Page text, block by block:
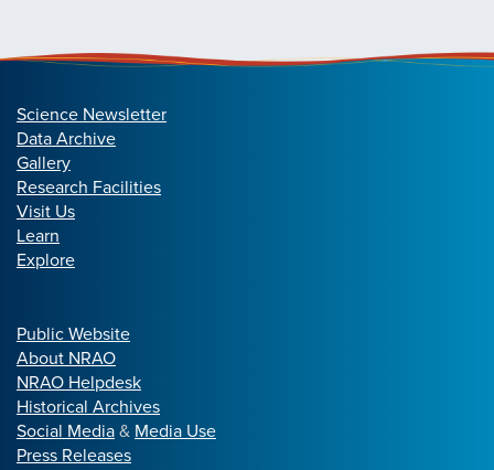
Science Newsletter
Data Archive
Gallery
Research Facilities
Visit Us
Learn
Explore
Public Website
About NRAO
NRAO Helpdesk
Historical Archives
Social Media& Media Use
Press Releases